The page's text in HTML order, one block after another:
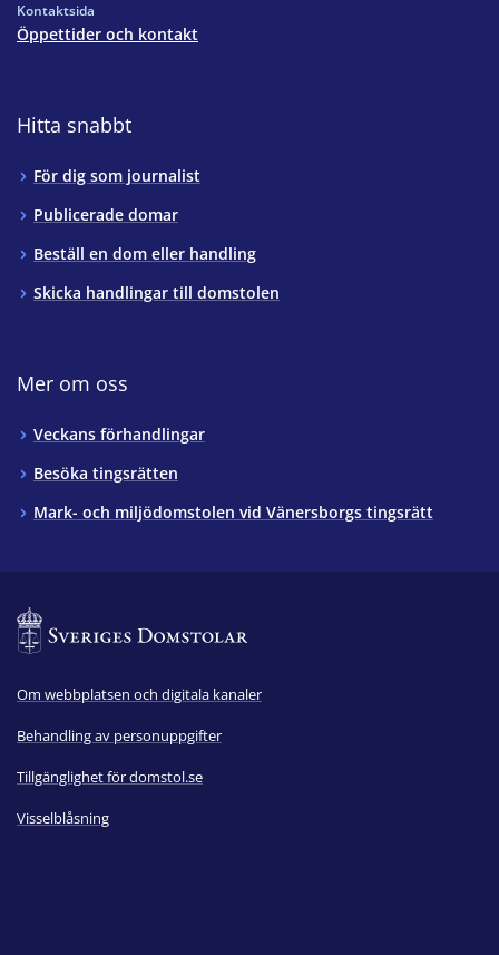
Kontaktsida
Öppettider och kontakt
Hitta snabbt
För dig som journalist
Publicerade domar
Beställ en dom eller handling
Skicka handlingar till domstolen
Mer om oss
Veckans förhandlingar
Besöka tingsrätten
Mark- och miljödomstolen vid Vänersborgs tingsrätt
Om webbplatsen och digitala kanaler
Behandling av personuppgifter
Tillgänglighet för domstol.se
Visselblåsning